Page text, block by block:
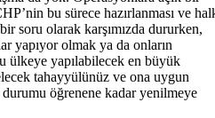
bu sürece hazırlanması ve
soru olarak karşımızda dururken,
yapıyor olmak ya da onların
ülkeye yapılabilecek en büyük
tahayyülünüz ve ona uygun
öğrenene kadar yenilmeye